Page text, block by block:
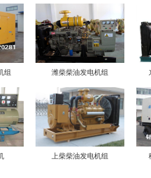
潍柴柴油发电机组
上柴柴油发电机组